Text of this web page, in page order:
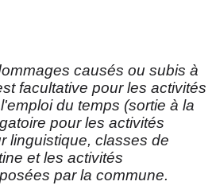
causés ou subis à
facultative pour les activités
du temps (sortie à la
pour les activités
linguistique, classes de
et les activités
par la commune.